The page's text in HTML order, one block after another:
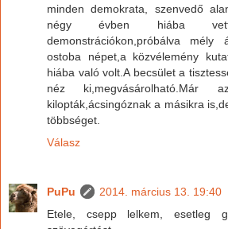
minden demokrata, szenvedő
négy évben hiába
demonstrációkon,próbálva mély
ostoba népet,a közvélemény
hiába való volt.A becsület a
néz ki,megvásárolható.Már
kilopták,ácsingóznak a másikra
többséget.
Válasz
PuPu
2014. március 13. 19:40
Etele, csepp lelkem, esetleg